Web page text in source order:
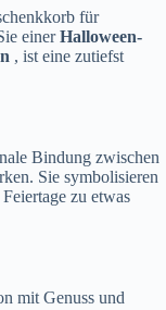
für
einerHalloween-
, ist eine zutiefst
Bindung zwischen
Sie symbolisieren
zu etwas
mit Genuss und